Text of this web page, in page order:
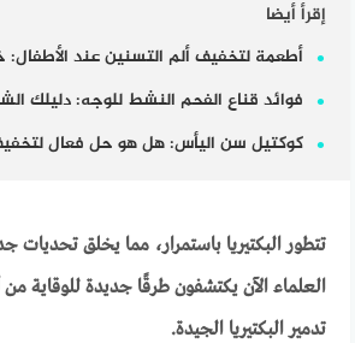
إقرأ أيضا
أطعمة لتخفيف ألم التسنين عند الأطفال:
فوائد قناع الفحم النشط للوجه: دليلك
كوكتيل سن اليأس: هل هو حل فعال
تتطور البكتيريا باستمرار، مما يخلق
العلماء الآن يكتشفون طرقًا جديدة للوقاية
تدمير البكتيريا الجيدة.